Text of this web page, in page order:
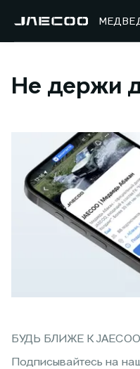
Не держи
БУДЬ БЛИЖЕ К
Подписывайтесь на